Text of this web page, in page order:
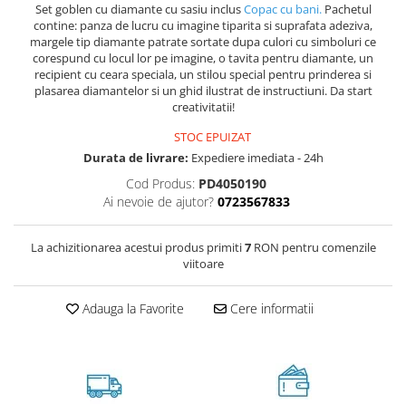
Set goblen cu diamante cu sasiu inclusCopac cu bani. Pachetul
contine: panza de lucru cu imagine tiparita si suprafata adeziva,
margele tip diamante patrate sortate dupa culori cu simboluri ce
corespund cu locul lor pe imagine, o tavita pentru diamante, un
recipient cu ceara speciala, un stilou special pentru prinderea si
plasarea diamantelor si un ghid ilustrat de instructiuni. Da start
creativitatii!
STOC EPUIZAT
Durata de livrare: Expediere imediata - 24h
Cod Produs: PD4050190
Ai nevoie de ajutor? 0723567833
La achizitionarea acestui produs primiti7RON pentru comenzile
viitoare
Adauga la Favorite Cere informatii